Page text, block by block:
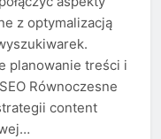
z optymalizacją
planowanie treści i
Równoczesne
content